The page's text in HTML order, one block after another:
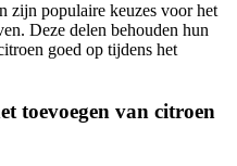
zijn populaire keuzes voor het
Deze delen behouden hun
goed op tijdens het
toevoegen van citroen